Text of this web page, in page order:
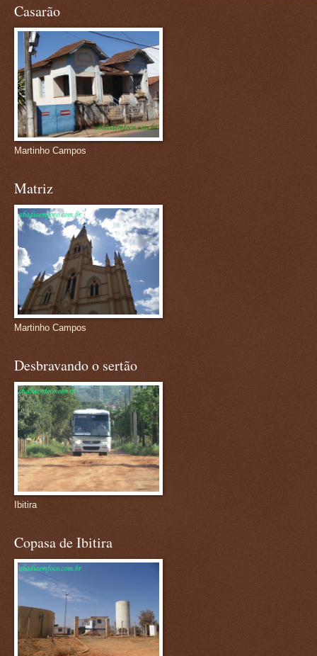
Casarão
Martinho Campos
Matriz
Martinho Campos
Desbravando o sertão
Ibitira
Copasa de Ibitira